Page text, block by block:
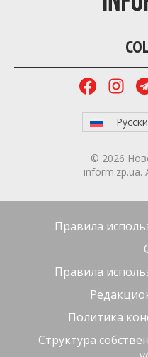
© 2026
inform.zp.ua.
Правила
Правила
Политика
Структура